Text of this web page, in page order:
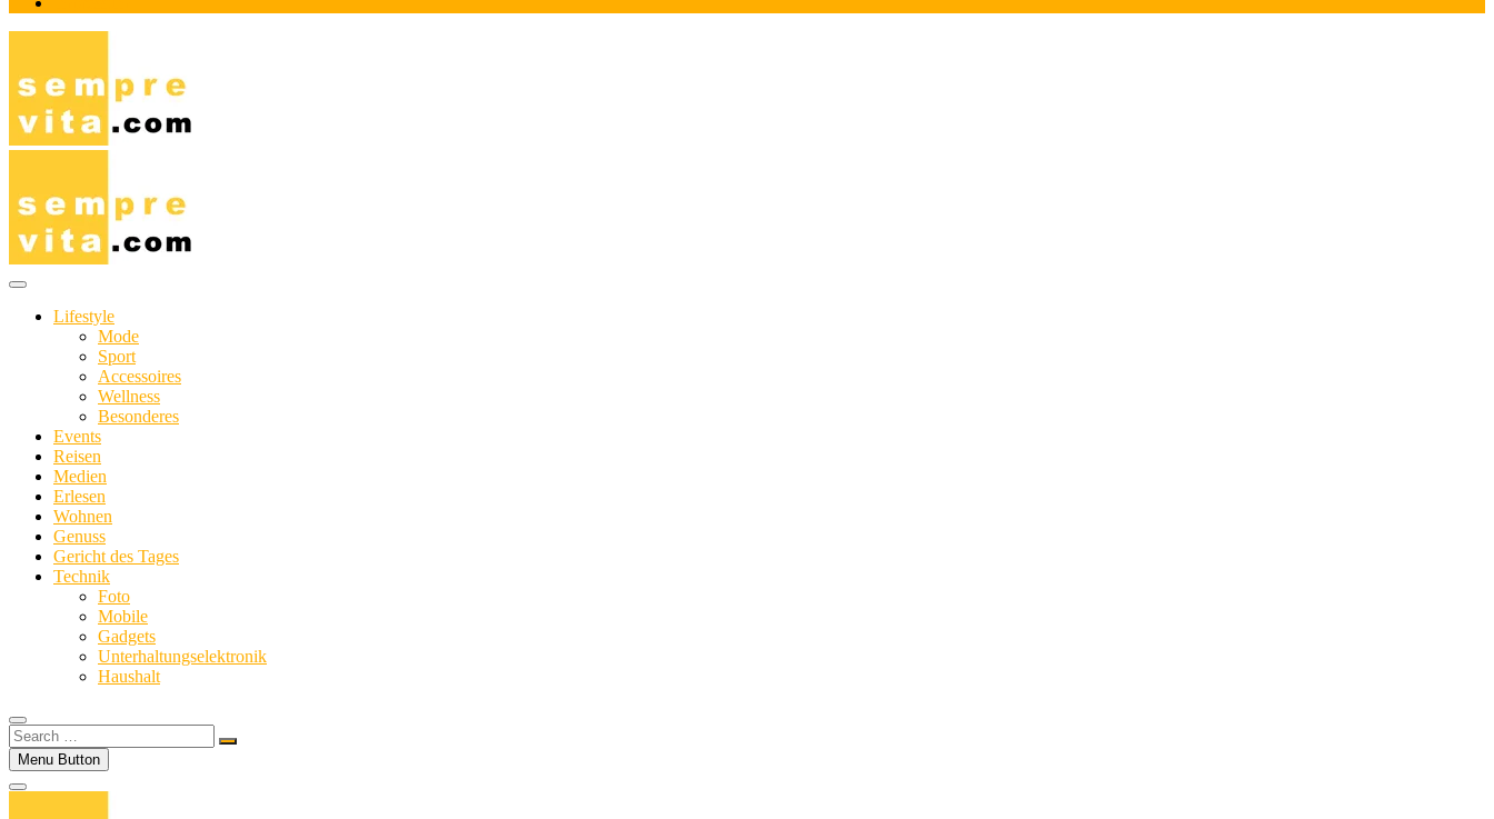
Lifestyle
Mode
Sport
Accessoires
Wellness
Besonderes
Events
Reisen
Medien
Erlesen
Wohnen
Genuss
Gericht des Tages
Technik
Foto
Mobile
Gadgets
Unterhaltungselektronik
Haushalt
Search
…Menu Button